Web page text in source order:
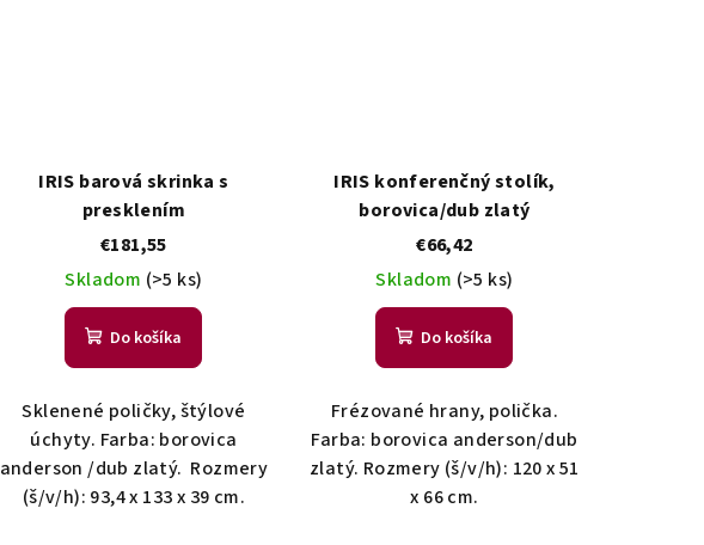
IRIS barová skrinka s
presklením
€181,55
Skladom (>5 ks)
Do košíka
Sklenené poličky, štýlové
úchyty. Farba: borovica
anderson /dub zlatý. Rozmery
(š/v/h): 93,4 x 133 x 39 cm.
IRIS konferenčný stolík,
borovica/dub zlatý
€66,42
Skladom (>5 ks)
Do košíka
Frézované hrany, polička.
Farba: borovica anderson/dub
zlatý. Rozmery (š/v/h): 120 x 51
x 66 cm.